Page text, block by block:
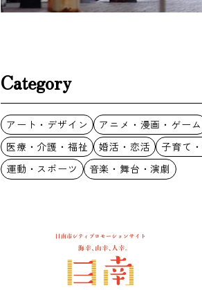
Category
アート・デザイン アニメ・漫画・ゲーム
医療・介護・福祉
婚活・恋活 子育て
運動・スポーツ
音楽・舞台・演劇